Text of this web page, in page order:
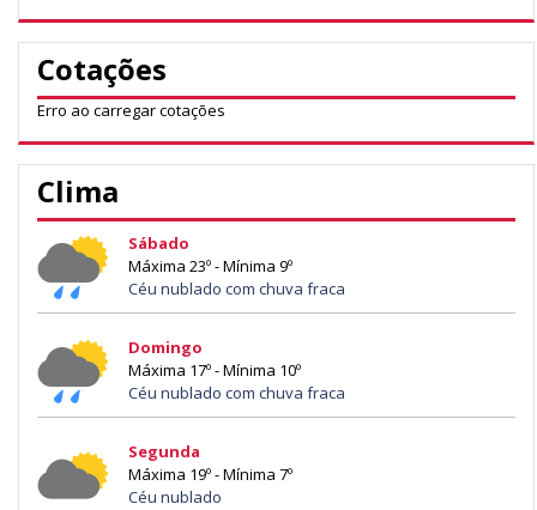
Cotações
Erro ao carregar cotações
Clima
Sábado
Máxima 23º - Mínima 9º
Céu nublado com chuva fraca
Domingo
Máxima 17º - Mínima 10º
Céu nublado com chuva fraca
Segunda
Máxima 19º - Mínima 7º
Céu nublado